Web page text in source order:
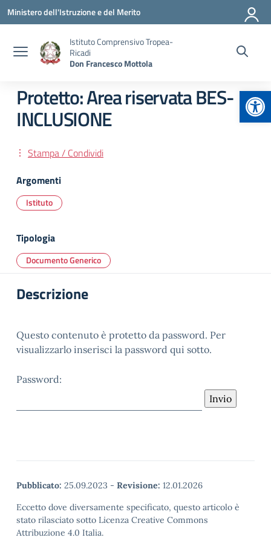
Vai ai contenuti
Vai al menu di navigazione
Vai al footer
Ministero dell'Istruzione e del Merito
Istituto Comprensivo Tropea-
Ricadi
Don Francesco Mottola
Protetto: Area riservata BES-
INCLUSIONE
Stampa / Condividi
Argomenti
Istituto
Tipologia
Documento Generico
Descrizione
Questo contenuto è protetto da password. Per
visualizzarlo inserisci la password qui sotto.
Password:
Pubblicato: 25.09.2023 - Revisione: 12.01.2026
Eccetto dove diversamente specificato, questo articolo è
stato rilasciato sotto Licenza Creative Commons
Attribuzione 4.0 Italia.